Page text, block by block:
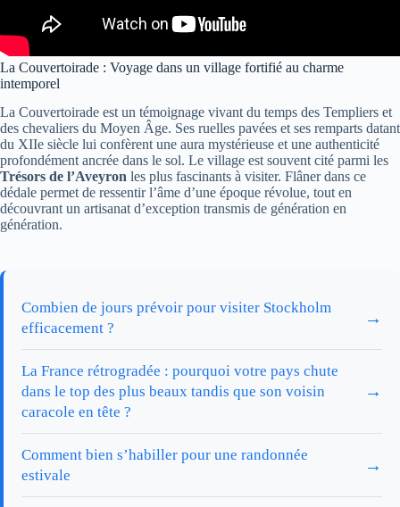
La Couvertoirade : Voyage dans un village fortifié au charme
intemporel
La Couvertoirade est un témoignage vivant du temps des Templiers et
des chevaliers du Moyen Âge. Ses ruelles pavées et ses remparts datant
du XIIe siècle lui confèrent une aura mystérieuse et une authenticité
profondément ancrée dans le sol. Le village est souvent cité parmi les
Trésors de l’Aveyron les plus fascinants à visiter. Flâner dans ce
dédale permet de ressentir l’âme d’une époque révolue, tout en
découvrant un artisanat d’exception transmis de génération en
génération.
Combien de jours prévoir pour visiter Stockholm
efficacement ?
→
La France rétrogradée : pourquoi votre pays chute
dans le top des plus beaux tandis que son voisin
caracole en tête ?
→
Comment bien s’habiller pour une randonnée
estivale
→